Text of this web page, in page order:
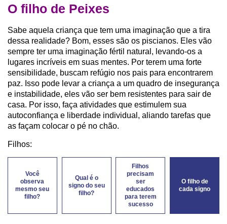
O filho de Peixes
Sabe aquela criança que tem uma imaginação que a tira
dessa realidade? Bom, esses são os piscianos. Eles vão
sempre ter uma imaginação fértil natural, levando-os a
lugares incríveis em suas mentes. Por terem uma forte
sensibilidade, buscam refúgio nos pais para encontrarem
paz. Isso pode levar a criança a um quadro de insegurança
e instabilidade, eles vão ser bem resistentes para sair de
casa. Por isso, faça atividades que estimulem sua
autoconfiança e liberdade individual, aliando tarefas que
as façam colocar o pé no chão.
Filhos:
Você
observa
mesmo seu
filho?
Qual é o
signo do seu
filho?
Filhos
precisam
ser
educados
para terem
sucesso
O filho de
cada signo